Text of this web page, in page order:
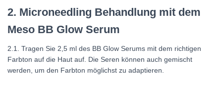
2. Microneedling Behandlung mit dem
Meso BB Glow Serum
2.1. Tragen Sie 2,5 ml des BB Glow Serums mit dem richtigen
Farbton auf die Haut auf. Die Seren können auch gemischt
werden, um den Farbton möglichst zu adaptieren.